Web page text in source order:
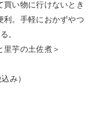
買い物に行けないとき
利。手軽におかずやつ
。
芋の土佐煮＞
み）